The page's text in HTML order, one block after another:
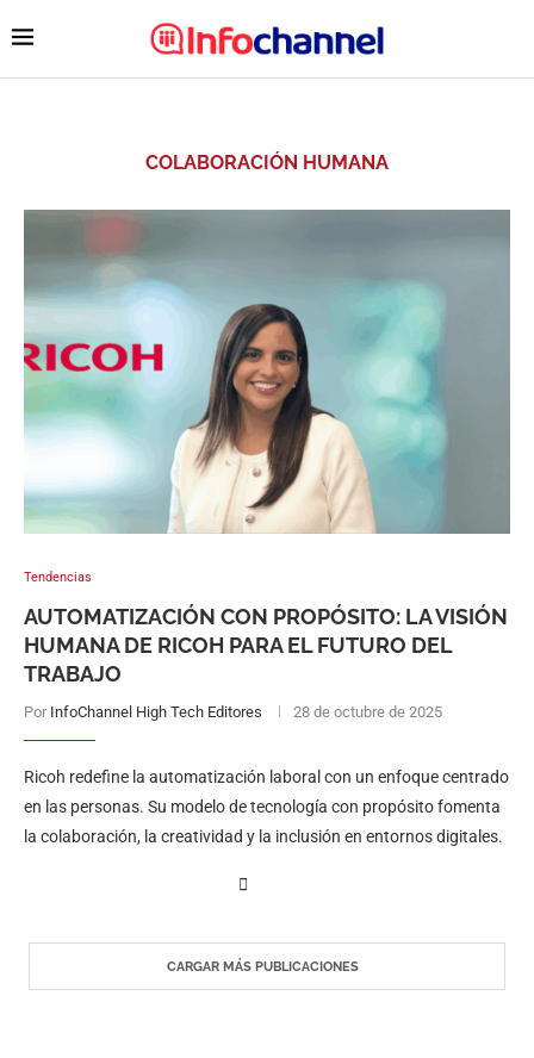
COLABORACIÓN HUMANA
Tendencias
AUTOMATIZACIÓN CON PROPÓSITO: LA VISIÓN
HUMANA DE RICOH PARA EL FUTURO DEL
TRABAJO
Por InfoChannel High Tech Editores 28 de octubre de 2025
Ricoh redefine la automatización laboral con un enfoque centrado
en las personas. Su modelo de tecnología con propósito fomenta
la colaboración, la creatividad y la inclusión en entornos digitales.
CARGAR MÁS PUBLICACIONES